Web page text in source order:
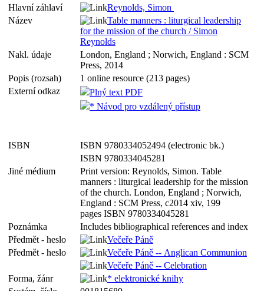
Hlavní záhlaví
Reynolds, Simon
Název
Table manners : liturgical leadership
for the mission of the church / Simon
Reynolds
Nakl. údaje
London, England ; Norwich, England : SCM
Press, 2014
Popis (rozsah)
1 online resource (213 pages)
Externí odkaz
Plný text PDF
* Návod pro vzdálený přístup
ISBN
ISBN 9780334052494 (electronic bk.)
ISBN 9780334045281
Jiné médium
Print version: Reynolds, Simon. Table
manners : liturgical leadership for the mission
of the church. London, England ; Norwich,
England : SCM Press, c2014 xiv, 199
pages ISBN 9780334045281
Poznámka
Includes bibliographical references and index
Předmět - heslo
Večeře Páně
Předmět - heslo
Večeře Páně -- Anglican Communion
Večeře Páně -- Celebration
Forma, žánr
* elektronické knihy